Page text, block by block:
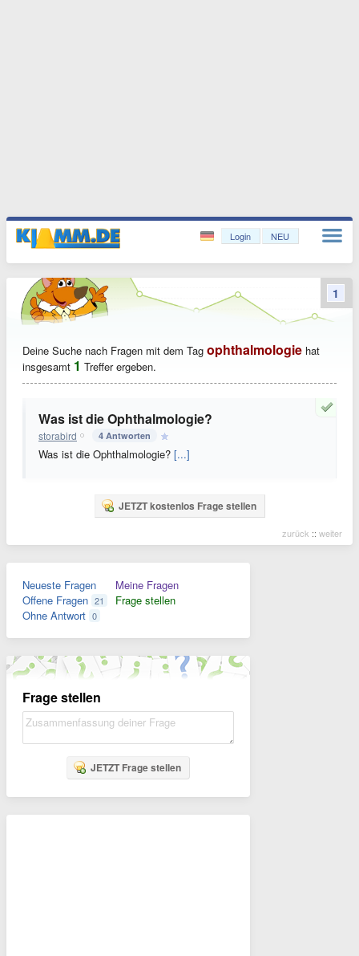
Login NEU
Deine Suche nach Fragen mit dem Tag ophthalmologie hat
insgesamt 1 Treffer ergeben.
Was ist die Ophthalmologie?
storabird 4 Antworten
Was ist die Ophthalmologie? [...]
JETZT kostenlos Frage stellen
zurück :: weiter
1
Neueste Fragen
Offene Fragen 21
Ohne Antwort 0
Meine Fragen
Frage stellen
Frage stellen
JETZT Frage stellen